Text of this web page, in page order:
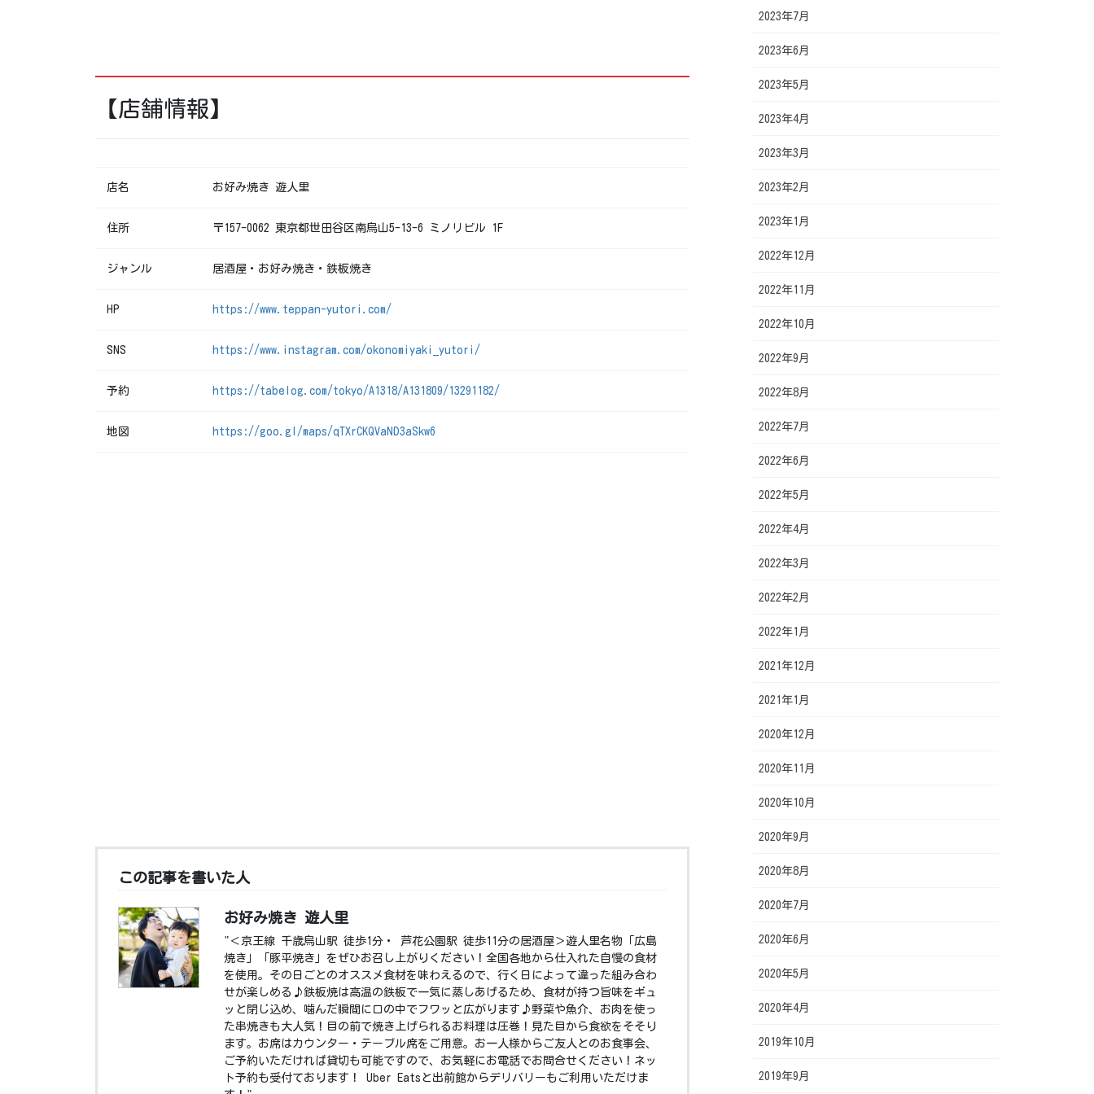
【店舗情報】
店名 お好み焼き 遊人里
住所 〒157-0062 東京都世田谷区南烏山5-13-6 ミノリビル 1F
ジャンル 居酒屋・お好み焼き・鉄板焼き
HP https://www.teppan-yutori.com/
SNS https://www.instagram.com/okonomiyaki_yutori/
予約 https://tabelog.com/tokyo/A1318/A131809/13291182/
地図 https://goo.gl/maps/qTXrCKQVaND3aSkw6
この記事を書いた人
お好み焼き 遊人里
"＜京王線 千歳烏山駅 徒歩1分・ 芦花公園駅 徒歩11分の居酒屋＞遊人里名物「広島
焼き」「豚平焼き」をぜひお召し上がりください！全国各地から仕入れた自慢の食材
を使用。その日ごとのオススメ食材を味わえるので、行く日によって違った組み合わ
せが楽しめる♪鉄板焼は高温の鉄板で一気に蒸しあげるため、食材が持つ旨味をギュ
ッと閉じ込め、噛んだ瞬間に口の中でフワッと広がります♪野菜や魚介、お肉を使っ
た串焼きも大人気！目の前で焼き上げられるお料理は圧巻！見た目から食欲をそそり
ます。お席はカウンター・テーブル席をご用意。お一人様からご友人とのお食事会、
ご予約いただければ貸切も可能ですので、お気軽にお電話でお問合せください！ネッ
ト予約も受付ております！ Uber Eatsと出前館からデリバリーもご利用いただけま
2023年7月
2023年6月
2023年5月
2023年4月
2023年3月
2023年2月
2023年1月
2022年12月
2022年11月
2022年10月
2022年9月
2022年8月
2022年7月
2022年6月
2022年5月
2022年4月
2022年3月
2022年2月
2022年1月
2021年12月
2021年1月
2020年12月
2020年11月
2020年10月
2020年9月
2020年8月
2020年7月
2020年6月
2020年5月
2020年4月
2019年10月
2019年9月